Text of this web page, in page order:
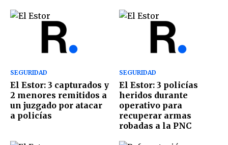
SEGURIDAD
El Estor: 3 capturados y
2 menores remitidos a
un juzgado por atacar
a policías
SEGURIDAD
El Estor: 3 policías
heridos durante
operativo para
recuperar armas
robadas a la PNC